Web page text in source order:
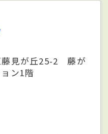
藤見が丘25-2 藤が
ン1階